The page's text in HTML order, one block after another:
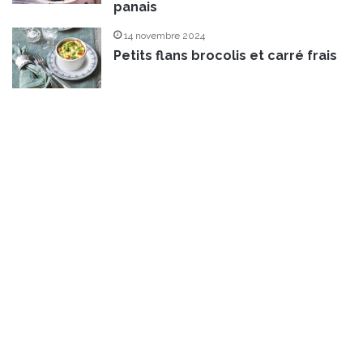
panais
14 novembre 2024
Petits flans brocolis et carré frais